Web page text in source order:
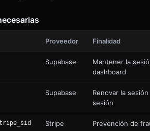
Proveedor Finalidad
Supabase
Mantener la
dashboard
Supabase
Renovar la
sesión
Stripe Prevención de